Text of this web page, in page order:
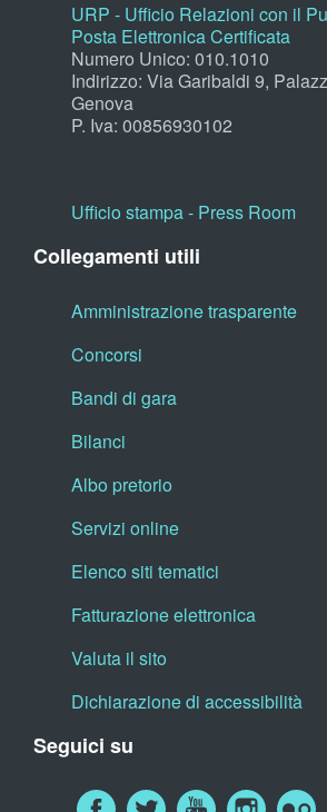
URP - Ufficio Relazioni con il
Posta Elettronica Certificata
Numero Unico: 010.1010
Indirizzo: Via Garibaldi 9,
Genova
P. Iva: 00856930102
Ufficio stampa - Press Room
Collegamenti utili
Amministrazione trasparente
Concorsi
Bandi di gara
Bilanci
Albo pretorio
Servizi online
Elenco siti tematici
Fatturazione elettronica
Valuta il sito
Dichiarazione di accessibilità
Seguici su